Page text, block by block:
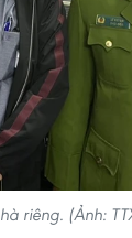
riêng. (Ảnh: